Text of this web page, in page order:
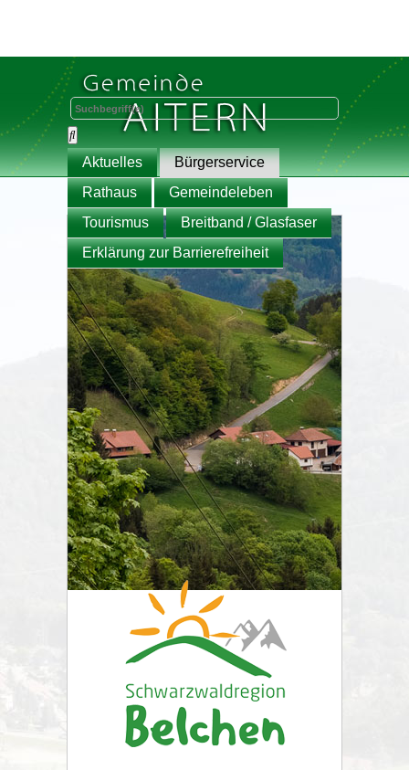
Aktuelles
Bürgerservice
Rathaus
Gemeindeleben
Tourismus
Breitband / Glasfaser
Erklärung zur Barrierefreiheit